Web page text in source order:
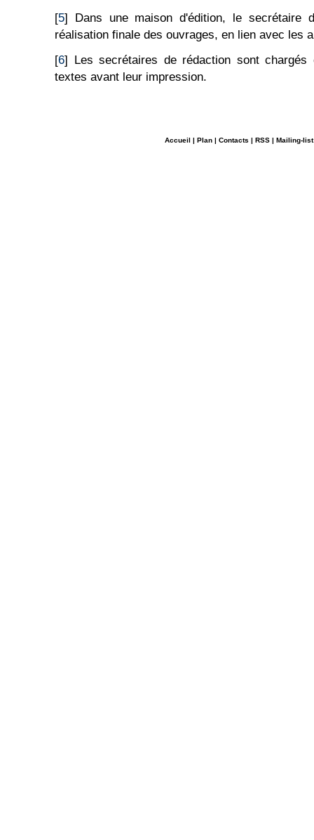
[5] Dans une maison d'édition, le secrétaire
réalisation finale des ouvrages, en lien avec les
[6] Les secrétaires de rédaction sont
textes avant leur impression.
Accueil | Plan | Contacts | RSS | Mailing-list